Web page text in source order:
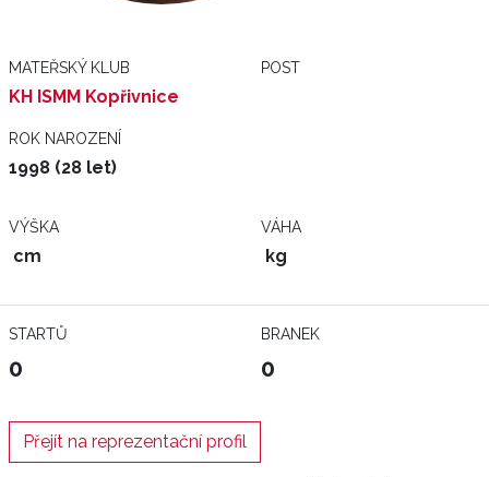
MATEŘSKÝ KLUB
KH ISMM Kopřivnice
POST
ROK NAROZENÍ
1998 (28 let)
VÝŠKA
cm
VÁHA
kg
STARTŮ
0
BRANEK
0
Přejít na reprezentační profil